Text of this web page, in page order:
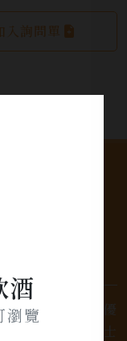
酒
瀏覽
入詢問單
家，為您提供優
品味經典的威士